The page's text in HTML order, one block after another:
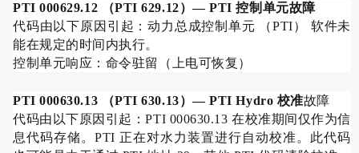
PTI 000629.12 （PTI 629.12）— PTI控制单元故障
代码由以下原因引起：动力总成控制单元 （PTI） 软件未
能在规定的时间内执行。
控制单元响应：命令驻留（上电可恢复）
PTI 000630.13 （PTI 630.13）— PTI Hydro 校准故障
代码由以下原因引起：PTI 000630.13在校准期间仅作为信
息代码存储。PTI 正在对水力装置进行自动校准。此代码